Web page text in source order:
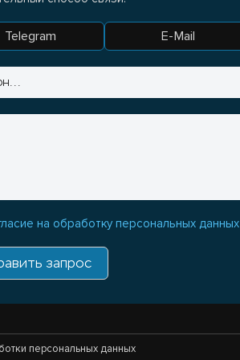
Telegram E-Mail
на обработку персональных данных
запрос
персональных данных